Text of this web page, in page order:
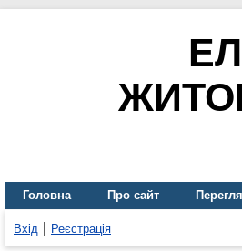
Головна Про сайт
Вхід Реєстрація